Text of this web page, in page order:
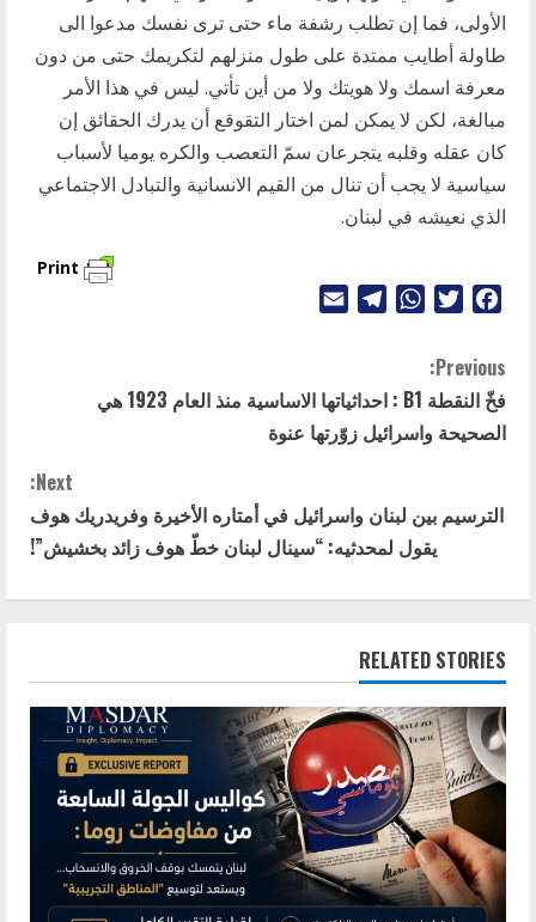
الأولى، فما إن تطلب رشفة ماء حتى ترى نفسك مدعوا الى
طاولة أطايب ممتدة على طول منزلهم لتكريمك حتى من دون
معرفة اسمك ولا هويتك ولا من أين تأتي. ليس في هذا الأمر
مبالغة، لكن لا يمكن لمن اختار التقوقع أن يدرك الحقائق إن
كان عقله وقلبه يتجرعان سمّ التعصب والكره يوميا لأسباب
سياسية لا يجب أن تنال من القيم الانسانية والتبادل الاجتماعي
الذي نعيشه في لبنان.
Print
Facebook
Twitter
WhatsApp
Telegram
Email
C
o
t
u
e
R
a
Previous:
فخّ النقطة B1 : احداثياتها الاساسية منذ العام 1923 هي
الصحيحة واسرائيل زوّرتها عنوة
Next:
الترسيم بين لبنان واسرائيل في أمتاره الأخيرة وفريدريك هوف
يقول لمحدثيه: “سينال لبنان خطّ هوف زائد بخشيش”!
RELATED STORIES